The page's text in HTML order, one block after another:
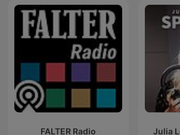
FALTER Radio Julia